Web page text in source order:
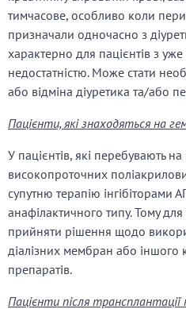
тимчасове, особливо коли
призначали одночасно з
характерно для пацієнтів з
недостатністю. Може стати
або відміна діуретика та/або
Пацієнти, які знаходяться на
У пацієнтів, які перебувають
високопроточних
супутню терапію інгібіторами
анафілактичного типу. Тому
прийняти рішення щодо
діалізних мембран або іншого
препаратів.
Пацієнти після трансплантації